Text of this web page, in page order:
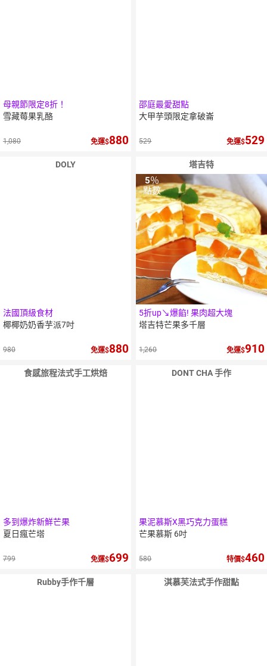
母親節限定8折！
雪藏莓果乳酪
1,080 免運 880
邵庭最愛甜點
大甲芋頭限定拿破崙
529 免運 529
DOLY
法國頂級食材
椰椰奶奶香芋派7吋
980 免運 880
塔吉特
5％
點數
5折up↘爆餡! 果肉超大塊
塔吉特芒果多千層
1,260 免運 910
食感旅程法式手工烘焙
多到爆炸新鮮芒果
夏日瘋芒塔
799 免運 699
DONT CHA 手作
果泥慕斯X黑巧克力蛋糕
芒果慕斯 6吋
580 特價 460
Rubby手作千層 淇慕芙法式手作甜點